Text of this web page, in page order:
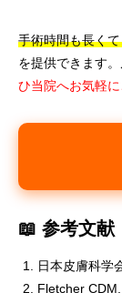
手術時間も長く
を提供できます
ひ当院へお気軽に
📖 参考文献
日本皮膚科学
Fletcher